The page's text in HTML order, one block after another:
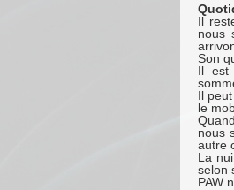
Il
nous
Son
Il est
Il
le
nous
autre
La
selon
PAW